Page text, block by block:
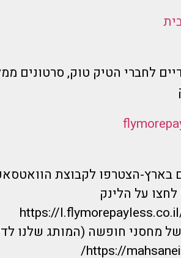
לחברי הטיק טוק, סרטונים
בארץ-הצטרפו לקבוצת
על הלינק
https://
מחסני חופשה (המותג שלנו
https://